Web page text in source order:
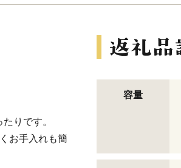
りです。
お手入れも簡
容量